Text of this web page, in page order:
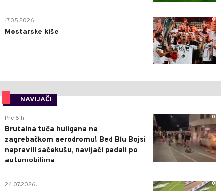
0
17.05.2026.
Mostarske kiše
NAVIJAČI
0
Pre 6 h
Brutalna tuča huligana na
zagrebačkom aerodromu! Bed Blu Bojsi
napravili sačekušu, navijači padali po
automobilima
0
24.07.2026.